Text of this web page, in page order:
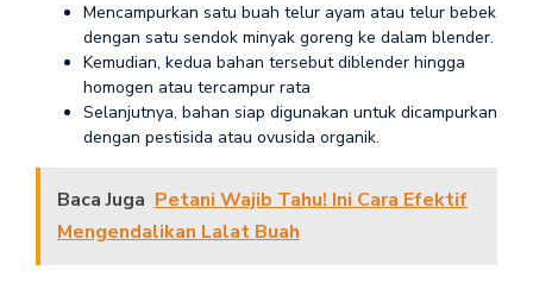
Mencampurkan satu buah telur ayam atau telur bebek
dengan satu sendok minyak goreng ke dalam blender.
Kemudian, kedua bahan tersebut diblender hingga
homogen atau tercampur rata
Selanjutnya, bahan siap digunakan untuk dicampurkan
dengan pestisida atau ovusida organik.
Baca Juga Petani Wajib Tahu! Ini Cara Efektif
Mengendalikan Lalat Buah